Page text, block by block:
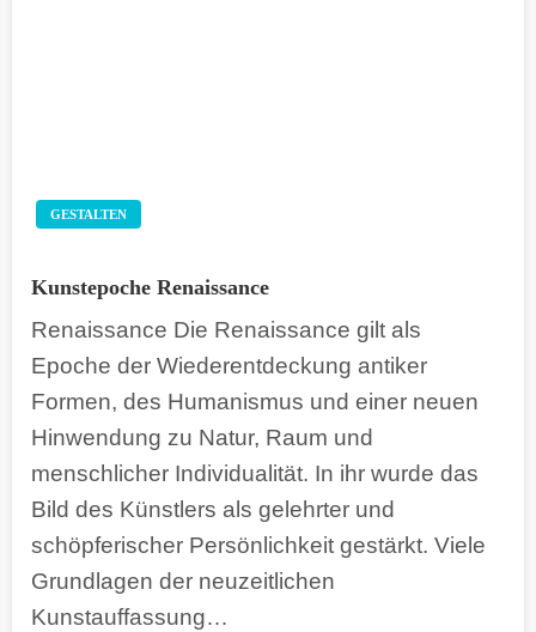
GESTALTEN
Kunstepoche Renaissance
Renaissance Die Renaissance gilt als
Epoche der Wiederentdeckung antiker
Formen, des Humanismus und einer neuen
Hinwendung zu Natur, Raum und
menschlicher Individualität. In ihr wurde das
Bild des Künstlers als gelehrter und
schöpferischer Persönlichkeit gestärkt. Viele
Grundlagen der neuzeitlichen
Kunstauffassung…